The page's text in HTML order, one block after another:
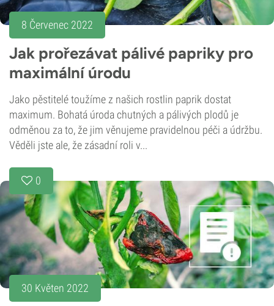
8 Červenec 2022
Jak prořezávat pálivé papriky pro
maximální úrodu
Jako pěstitelé toužíme z našich rostlin paprik dostat
maximum. Bohatá úroda chutných a pálivých plodů je
odměnou za to, že jim věnujeme pravidelnou péči a údržbu.
Věděli jste ale, že zásadní roli v...
0
30 Květen 2022